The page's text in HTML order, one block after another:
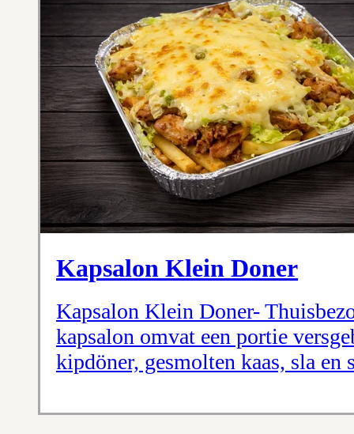
Kapsalon Klein Doner
Kapsalon Klein Doner-
kapsalon omvat een portie
kipdöner, gesmolten kaas, sla en